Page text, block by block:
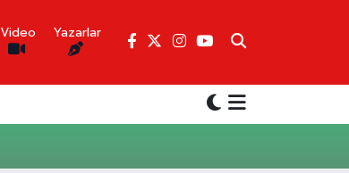
Video Yazarlar